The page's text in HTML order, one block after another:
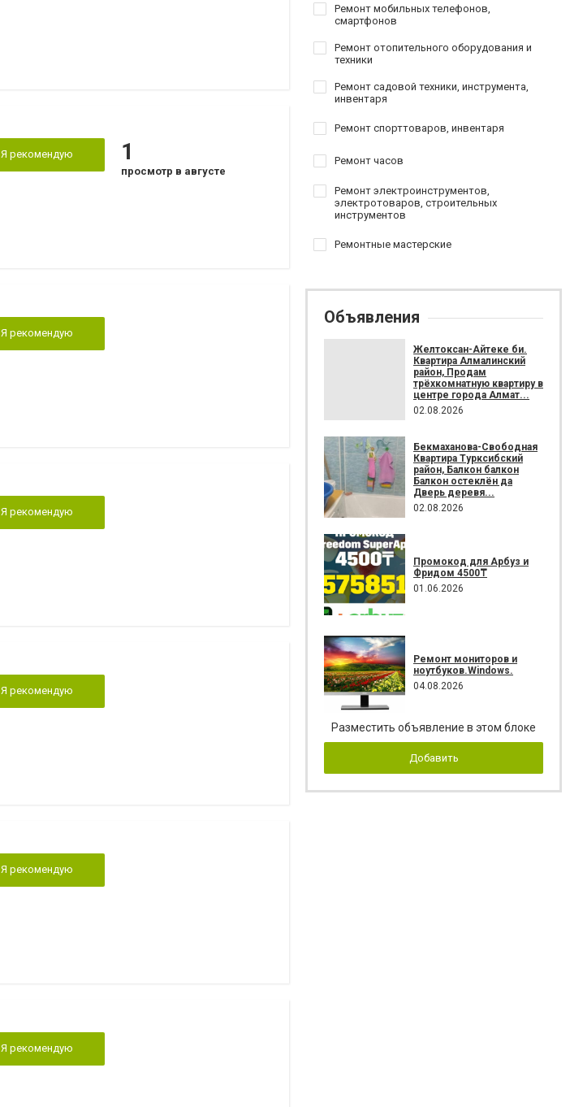
Я рекомендую 1
просмотр в августе
Я рекомендую
Я рекомендую
Я рекомендую
Я рекомендую
Я рекомендую
Ремонт мобильных телефонов,
смартфонов
Ремонт отопительного оборудования и
техники
Ремонт садовой техники, инструмента,
инвентаря
Ремонт спорттоваров, инвентаря
Ремонт часов
Ремонт электроинструментов,
электротоваров, строительных
инструментов
Ремонтные мастерские
Объявления
Желтоксан-Айтеке би.
Квартира Алмалинский
район, Продам
трёхкомнатную квартиру в
центре города Алмат...
02.08.2026
Бекмаханова-Свободная
Квартира Турксибский
район, Балкон балкон
Балкон остеклён да
Дверь деревя...
02.08.2026
Промокод для Арбуз и
Фридом 4500₸
01.06.2026
Ремонт мониторов и
ноутбуков.Windows.
04.08.2026
Разместить объявление в этом блоке
Добавить